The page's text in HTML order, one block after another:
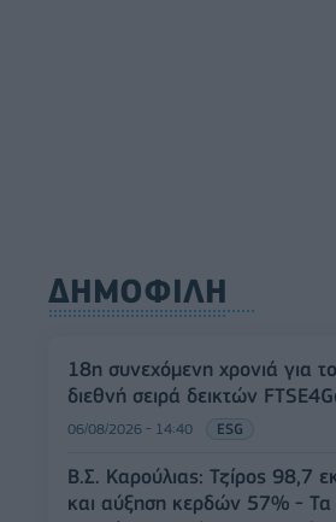
ΔΗΜΟΦΙΛΗ
18η συνεχόμενη χρονιά για
διεθνή σειρά δεικτών
06/08/2026 - 14:40 ESG
Β.Σ. Καρούλιας: Τζίρος 98,7
και αύξηση κερδών 57% - Τα